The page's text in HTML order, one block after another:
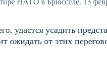
удастся усадить
ожидать от этих